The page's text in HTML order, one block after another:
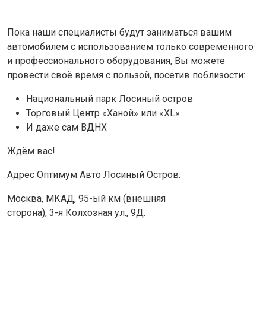
Пока наши специалисты будут заниматься вашим
автомобилем с использованием только современного
и профессионального оборудования, Вы можете
провести своё время с пользой, посетив поблизости:
Национальный парк Лосиный остров
Торговый Центр «Ханой» или «XL»
И даже сам ВДНХ
Ждём вас!
Адрес Оптимум Авто Лосиный Остров:
Москва, МКАД, 95-ый км (внешняя
сторона), 3-я Колхозная ул., 9Д.